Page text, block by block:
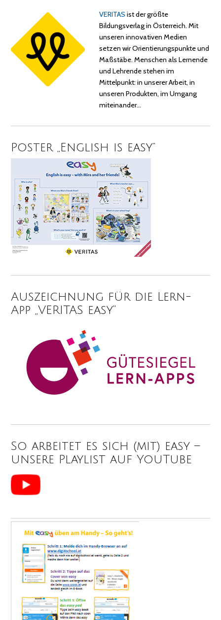
VERITAS ist der größte
Bildungsverlag in Österreich. Mit
unseren innovativen Medien
setzen wir Orientierungspunkte und
Maßstäbe. Menschen als Lernende
und Lehrende stehen im
Mittelpunkt: in unserer Arbeit, in
unseren Produkten, im Umgang
miteinander…
Poster „English is easy“
Auszeichnung für die Lern-
App „VERITAS easy“
So arbeitet es sich (mit) easy –
unsere Playlist auf YouTube